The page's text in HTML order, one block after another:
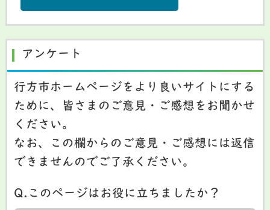
アンケート
行方市ホームページをより良いサイトにする
ために、皆さまのご意見・ご感想をお聞かせ
ください。
なお、この欄からのご意見・ご感想には返信
できませんのでご了承ください。
Q.このページはお役に立ちましたか？